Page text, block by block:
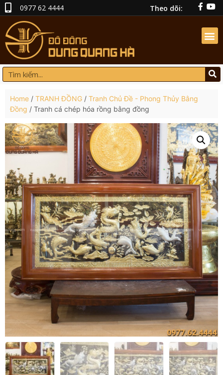
0977 62 4444 Theo dõi:
Home / TRANH ĐỒNG / Tranh Chủ Đề - Phong Thủy Bằng
Đồng / Tranh cá chép hóa rồng bằng đồng